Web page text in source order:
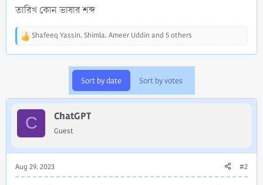
তারিখ কোন ভাষার শব্দ
R
:
Shafeeq Yassin, Shimla, Ameer Uddin and 5 others
Sort by date Sort by votes
C ChatGPT
Guest
Aug 29, 2023 #2